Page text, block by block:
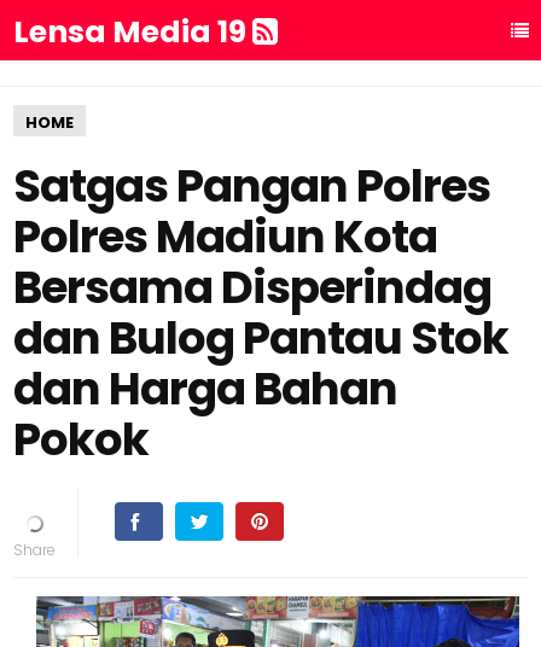
Lensa Media 19
HOME
Satgas Pangan Polres
Polres Madiun Kota
Bersama Disperindag
dan Bulog Pantau Stok
dan Harga Bahan
Pokok